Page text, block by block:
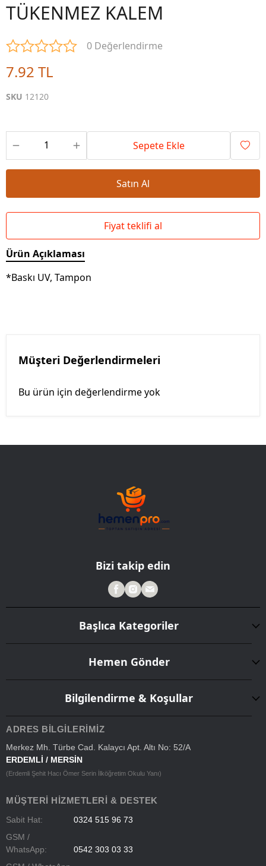
TÜKENMEZ KALEM
0 Değerlendirme
7.92 TL
SKU 12120
Sepete Ekle
Satın Al
Fiyat teklifi al
Ürün Açıklaması
*Baskı UV, Tampon
Müşteri Değerlendirmeleri
Bu ürün için değerlendirme yok
Bizi takip edin
Başlıca Kategoriler
Hemen Gönder
Bilgilendirme & Koşullar
ADRES BILGILERIMIZ
Merkez Mh. Türbe Cad. Kalaycı Apt. Altı No: 52/A
ERDEMLİ / MERSİN
(Erdemli Şehit Hacı Ömer Serin İlköğretim Okulu Yanı)
MÜŞTERI HIZMETLERI & DESTEK
Sabit Hat:
0324 515 96 73
GSM /
WhatsApp:
0542 303 03 33